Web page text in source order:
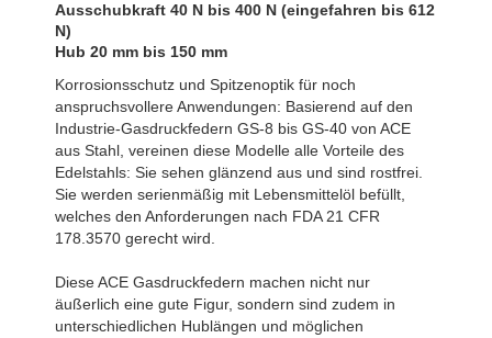
Ausschubkraft 40 N bis 400 N (eingefahren bis 612
N)
Hub 20 mm bis 150 mm
Korrosionsschutz und Spitzenoptik für noch
anspruchsvollere Anwendungen: Basierend auf den
Industrie-Gasdruckfedern GS-8 bis GS-40 von ACE
aus Stahl, vereinen diese Modelle alle Vorteile des
Edelstahls: Sie sehen glänzend aus und sind rostfrei.
Sie werden serienmäßig mit Lebensmittelöl befüllt,
welches den Anforderungen nach FDA 21 CFR
178.3570 gerecht wird.
Diese ACE Gasdruckfedern machen nicht nur
äußerlich eine gute Figur, sondern sind zudem in
unterschiedlichen Hublängen und möglichen